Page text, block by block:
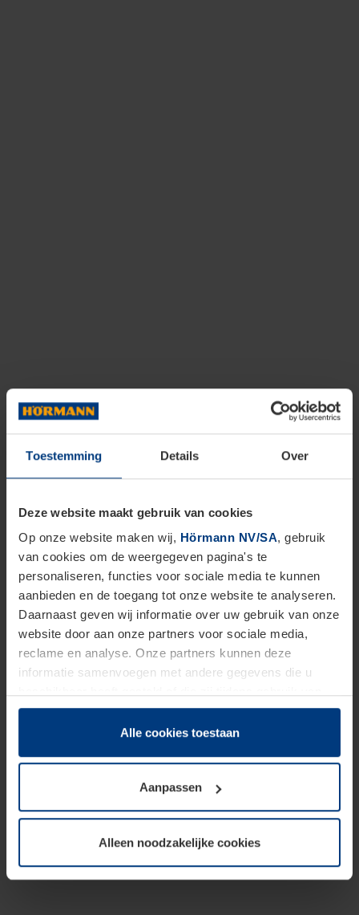
Toestemming Details Over
Deze website maakt gebruik van cookies
Op onze website maken wij, Hörmann NV/SA, gebruik
van cookies om de weergegeven pagina's te
personaliseren, functies voor sociale media te kunnen
aanbieden en de toegang tot onze website te analyseren.
Daarnaast geven wij informatie over uw gebruik van onze
website door aan onze partners voor sociale media,
reclame en analyse. Onze partners kunnen deze
informatie samenvoegen met andere gegevens die u
hun diensten hebben verzameld.
Juridisch hebben wij het recht om cookies op uw
van deze pagina's absoluut vereist is. Voor alle andere
soorten cookies is uw toestemming benodigd. Uw
toestemming kunt u op elk moment bij de uitleg van de
wijzigen of herroepen.
Alle cookies toestaan
Aanpassen
Alleen noodzakelijke cookies